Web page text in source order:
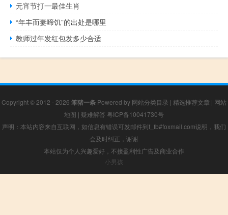
元宵节打一最佳生肖
“年丰而妻啼饥”的出处是哪里
教师过年发红包发多少合适
Copyright © 2012 - 2026 笨猪一条 Powered by 网站分类目录 | 精选推荐文章 | 网站
地图 | 疑难解答 粤ICP备10041730号
声明：本站内容来自互联网，如信息有错误可发邮件到f_fb#foxmail.com说明，我们
会及时纠正，谢谢
本站仅为个人兴趣爱好，不接盈利性广告及商业合作
小男孩